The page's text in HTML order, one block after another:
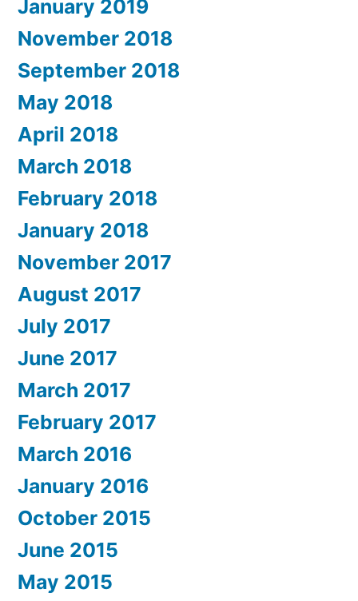
January 2019
November 2018
September 2018
May 2018
April 2018
March 2018
February 2018
January 2018
November 2017
August 2017
July 2017
June 2017
March 2017
February 2017
March 2016
January 2016
October 2015
June 2015
May 2015